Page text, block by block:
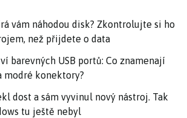
vám náhodou disk? Zkontrolujte si ho
než přijdete o data
barevných USB portů: Co znamenají
modré konektory?
dost a sám vyvinul nový nástroj. Tak
tu ještě nebyl